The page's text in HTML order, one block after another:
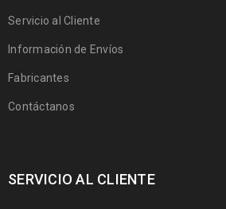
Servicio al Cliente
Información de Envíos
Fabricantes
Contáctanos
SERVICIO AL CLIENTE